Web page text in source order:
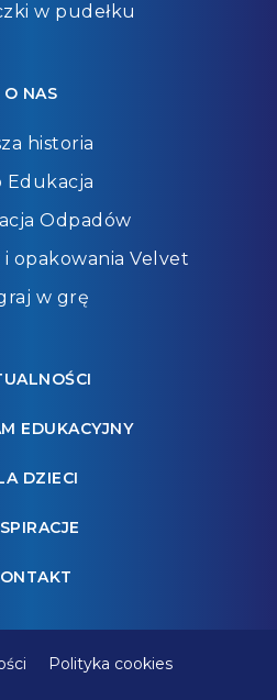
w pudełku
O NAS
historia
Edukacja
Odpadów
opakowania Velvet
w grę
EDUKACYJNY
DZIECI
Polityka cookies